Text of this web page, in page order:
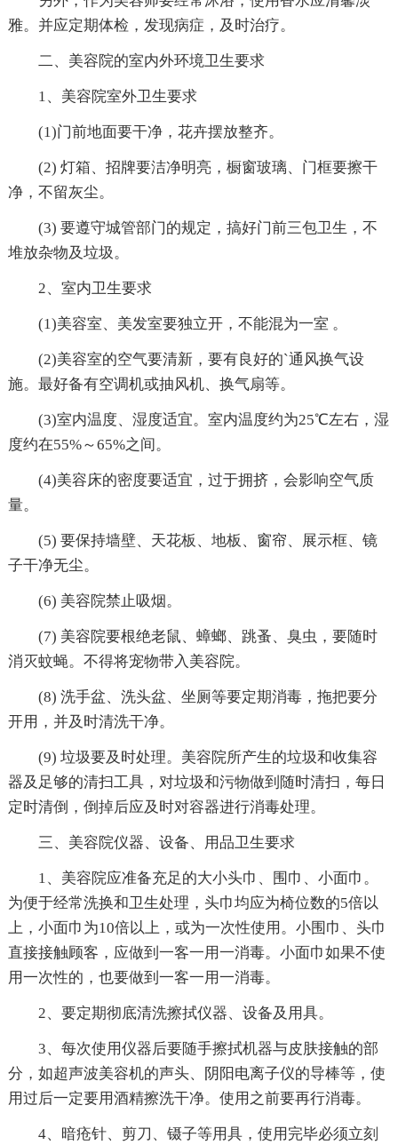
雅。并应定期体检，发现病症，及时治疗。
二、美容院的室内外环境卫生要求
1、美容院室外卫生要求
(1)门前地面要干净，花卉摆放整齐。
(2) 灯箱、招牌要洁净明亮，橱窗玻璃、门框要擦干
净，不留灰尘。
(3) 要遵守城管部门的规定，搞好门前三包卫生，不
堆放杂物及垃圾。
2、室内卫生要求
(1)美容室、美发室要独立开，不能混为一室 。
(2)美容室的空气要清新，要有良好的`通风换气设
施。最好备有空调机或抽风机、换气扇等。
(3)室内温度、湿度适宜。室内温度约为25℃左右，湿
度约在55%～65%之间。
(4)美容床的密度要适宜，过于拥挤，会影响空气质
量。
(5) 要保持墙壁、天花板、地板、窗帘、展示框、镜
子干净无尘。
(6) 美容院禁止吸烟。
(7) 美容院要根绝老鼠、蟑螂、跳蚤、臭虫，要随时
消灭蚊蝇。不得将宠物带入美容院。
(8) 洗手盆、洗头盆、坐厕等要定期消毒，拖把要分
开用，并及时清洗干净。
(9) 垃圾要及时处理。美容院所产生的垃圾和收集容
器及足够的清扫工具，对垃圾和污物做到随时清扫，每日
定时清倒，倒掉后应及时对容器进行消毒处理。
三、美容院仪器、设备、用品卫生要求
1、美容院应准备充足的大小头巾、围巾、小面巾。
为便于经常洗换和卫生处理，头巾均应为椅位数的5倍以
上，小面巾为10倍以上，或为一次性使用。小围巾、头巾
直接接触顾客，应做到一客一用一消毒。小面巾如果不使
用一次性的，也要做到一客一用一消毒。
2、要定期彻底清洗擦拭仪器、设备及用具。
3、每次使用仪器后要随手擦拭机器与皮肤接触的部
分，如超声波美容机的声头、阴阳电离子仪的导棒等，使
用过后一定要用酒精擦洗干净。使用之前要再行消毒。
4、暗疮针、剪刀、镊子等用具，使用完毕必须立刻